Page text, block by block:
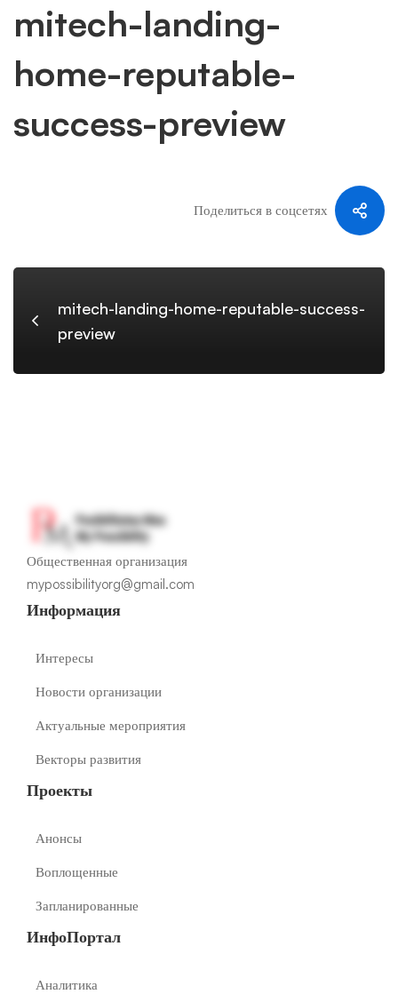
mitech-
landing-
home-
reputable-
success-
preview
mitech-landing-
home-reputable-
success-preview
Поделиться в соцсетях
mitech-landing-home-reputable-success-
preview
Общественная организация
mypossibilityorg@gmail.com
Информация
Интересы
Новости организации
Актуальные мероприятия
Векторы развития
Проекты
Анонсы
Воплощенные
Запланированные
ИнфоПортал
Аналитика